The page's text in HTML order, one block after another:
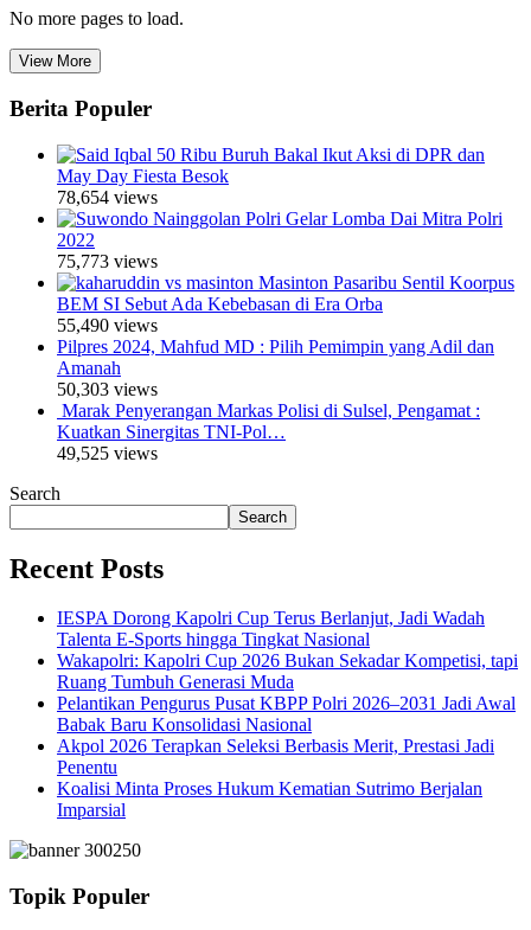
No more pages to load.
View More
Berita Populer
50 Ribu Buruh Bakal Ikut Aksi di DPR dan
May Day Fiesta Besok
78,654 views
Polri Gelar Lomba Dai Mitra Polri
2022
75,773 views
Masinton Pasaribu Sentil Koorpus
BEM SI Sebut Ada Kebebasan di Era Orba
55,490 views
Pilpres 2024, Mahfud MD : Pilih Pemimpin yang Adil dan
Amanah
50,303 views
Marak Penyerangan Markas Polisi di Sulsel, Pengamat :
Kuatkan Sinergitas TNI-Pol…
49,525 views
Search
Search
Recent Posts
IESPA Dorong Kapolri Cup Terus Berlanjut, Jadi Wadah
Talenta E-Sports hingga Tingkat Nasional
Wakapolri: Kapolri Cup 2026 Bukan Sekadar Kompetisi, tapi
Ruang Tumbuh Generasi Muda
Pelantikan Pengurus Pusat KBPP Polri 2026–2031 Jadi Awal
Babak Baru Konsolidasi Nasional
Akpol 2026 Terapkan Seleksi Berbasis Merit, Prestasi Jadi
Penentu
Koalisi Minta Proses Hukum Kematian Sutrimo Berjalan
Imparsial
Topik Populer